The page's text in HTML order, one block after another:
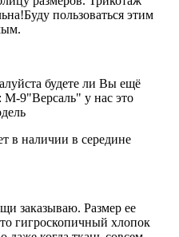
пользоваться этим
будете ли Вы ещё
9"Версаль" у нас это
в наличии в середине
заказываю. Размер ее
гигроскопичный хлопок